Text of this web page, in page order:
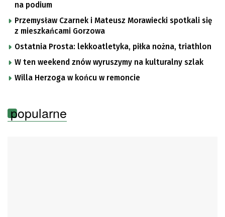
na podium
Przemysław Czarnek i Mateusz Morawiecki spotkali się
z mieszkańcami Gorzowa
Ostatnia Prosta: lekkoatletyka, piłka nożna, triathlon
W ten weekend znów wyruszymy na kulturalny szlak
Willa Herzoga w końcu w remoncie
popularne